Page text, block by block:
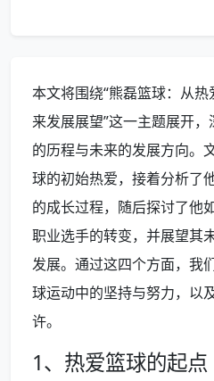
本文将围绕“熊磊篮球：从
来发展展望”这一主题展开
的历程与未来的发展方向。
球的初始热爱，接着分析了
的成长过程，随后探讨了他
职业选手的转变，并展望其
发展。通过这四个方面，我
球运动中的坚持与努力，以
许。
1、热爱篮球的起点